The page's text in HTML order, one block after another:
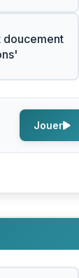
doucement
Jouer